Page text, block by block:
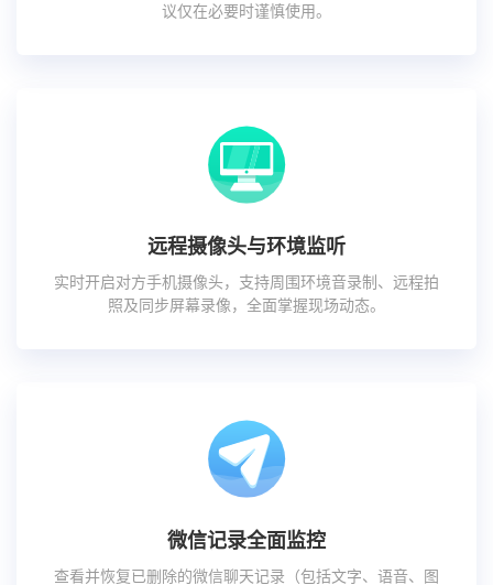
议仅在必要时谨慎使用。
远程摄像头与环境监听
实时开启对方手机摄像头，支持周围环境音录制、远程拍
照及同步屏幕录像，全面掌握现场动态。
微信记录全面监控
查看并恢复已删除的微信聊天记录（包括文字、语音、图